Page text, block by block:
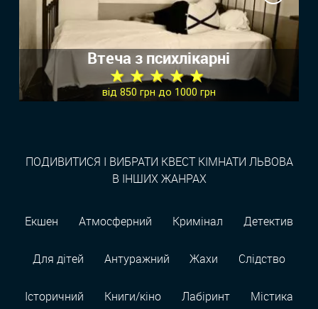
Втеча з психлікарні
★ ★ ★ ★ ★
від 850 грн до 1000 грн
ПОДИВИТИСЯ І ВИБРАТИ КВЕСТ КІМНАТИ ЛЬВОВА
В ІНШИХ ЖАНРАХ
Екшен Атмосферний Кримінал Детектив
Для дітей Антуражний Жахи Слідство
Історичний Книги/кіно Лабіринт Містика